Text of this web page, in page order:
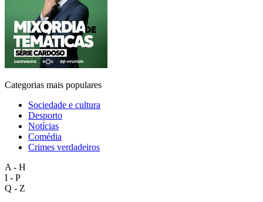
Categorias mais populares
Sociedade e cultura
Desporto
Notícias
Comédia
Crimes verdadeiros
A - H
I - P
Q - Z